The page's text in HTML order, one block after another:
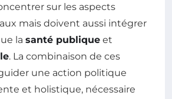
sur les aspects
mais doivent aussi intégrer
la santé publique et
. La combinaison de ces
une action politique
et holistique, nécessaire